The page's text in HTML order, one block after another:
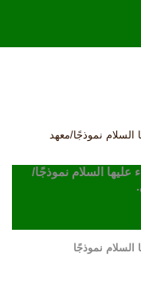
السلام نموذجًا/معهد
عليها السلام نموذجًا/
السلام نموذجًا